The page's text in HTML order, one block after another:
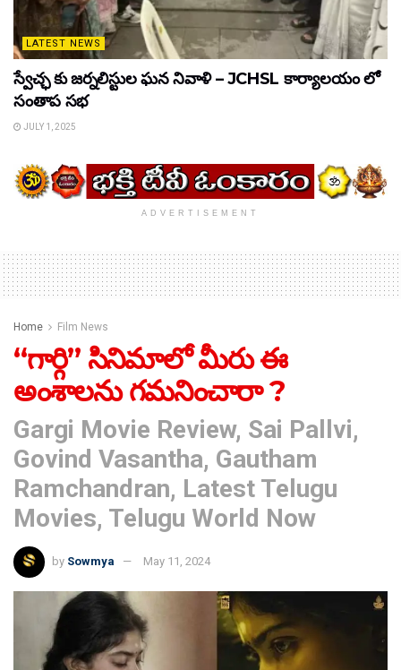
LATEST NEWS
స్వేచ్ఛ కు జర్నలిస్టుల ఘన నివాళి – JCHSL కార్యాలయం లో
సంతాప సభ
JULY 1, 2025
ADVERTISEMENT
Home Film News
“గార్గి” సినిమాలో మీరు ఈ
అంశాలను గమనించారా ?
Gargi Movie Review, Sai Pallvi,
Govind Vasantha, Gautham
Ramchandran, Latest Telugu
Movies, Telugu World Now
by Sowmya May 11, 2024